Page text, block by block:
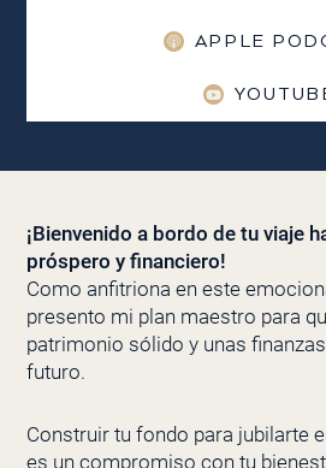
APPLE
¡Bienvenido a bordo de tu viaje
próspero y financiero!
Como anfitriona en este
presento mi plan maestro para
patrimonio sólido y unas
futuro.
Construir tu fondo para jubilarte
es un compromiso con tu